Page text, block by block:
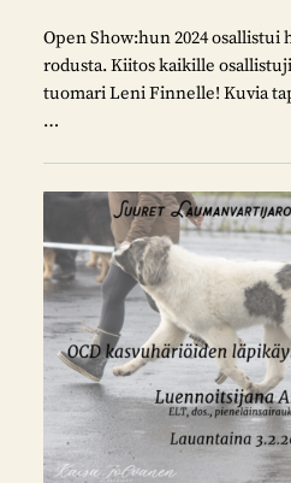
Open Show:hun 2024 osallistui
rodusta. Kiitos kaikille
tuomari Leni Finnelle! Kuvia
…